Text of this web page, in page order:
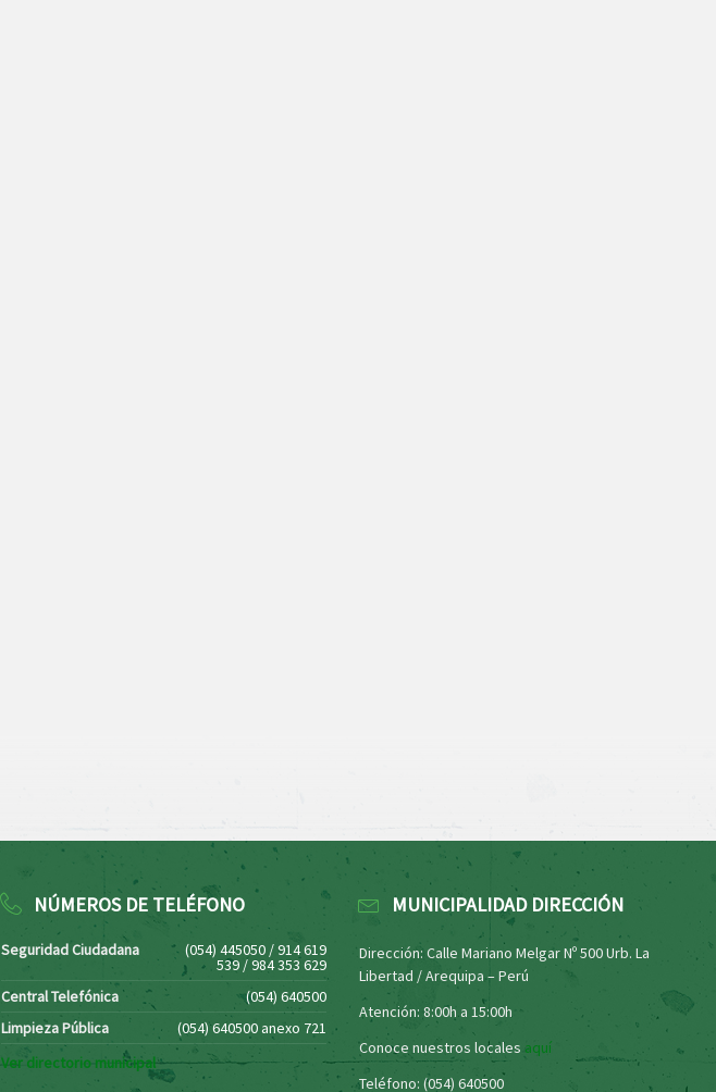
NÚMEROS DE TELÉFONO
Seguridad Ciudadana (054) 445050 / 914 619
539 / 984 353 629
Central Telefónica
(054) 640500
Limpieza Pública
(054) 640500 anexo 721
Ver directorio municipal
MUNICIPALIDAD DIRECCIÓN
Dirección: Calle Mariano Melgar Nº 500 Urb. La
Libertad / Arequipa – Perú
Atención: 8:00h a 15:00h
Conoce nuestros locales aquí
Teléfono: (054) 640500